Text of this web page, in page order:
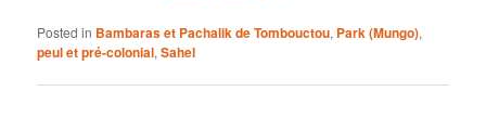
Posted in Bambaras et Pachalik de Tombouctou, Park (Mungo),
peul et pré-colonial,Sahel